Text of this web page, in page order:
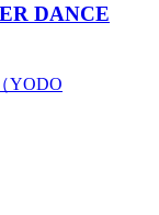
DANCE
YODO